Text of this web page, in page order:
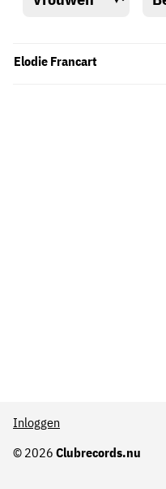
Elodie Francart
© 2026 Clubrecords.nu
Inloggen